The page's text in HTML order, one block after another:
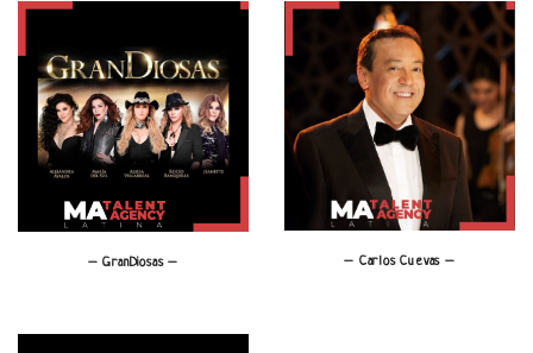
– GranDiosas – – Carlos Cuevas –